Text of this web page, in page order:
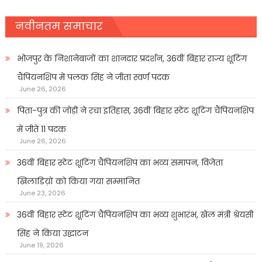
नवीनतम समाचार
भोजपुर के निशानेबाजों का शानदार प्रदर्शन, 36वीं बिहार राज्य शूटिंग
चैंपियनशिप में पलक सिंह ने जीता स्वर्ण पदक
June 26, 2026
पिता-पुत्र की जोड़ी ने रचा इतिहास, 36वीं बिहार स्टेट शूटिंग चैंपियनशिप
में जीते 11 पदक
June 26, 2026
36वीं बिहार स्टेट शूटिंग चैंपियनशिप का भव्य समापन, विजेता
खिलाडिय़ों को किया गया सम्मानित
June 23, 2026
36वीं बिहार स्टेट शूटिंग चैंपियनशिप का भव्य शुभारंभ, खेल मंत्री श्रेयसी
सिंह ने किया उद्घाटन
June 19, 2026